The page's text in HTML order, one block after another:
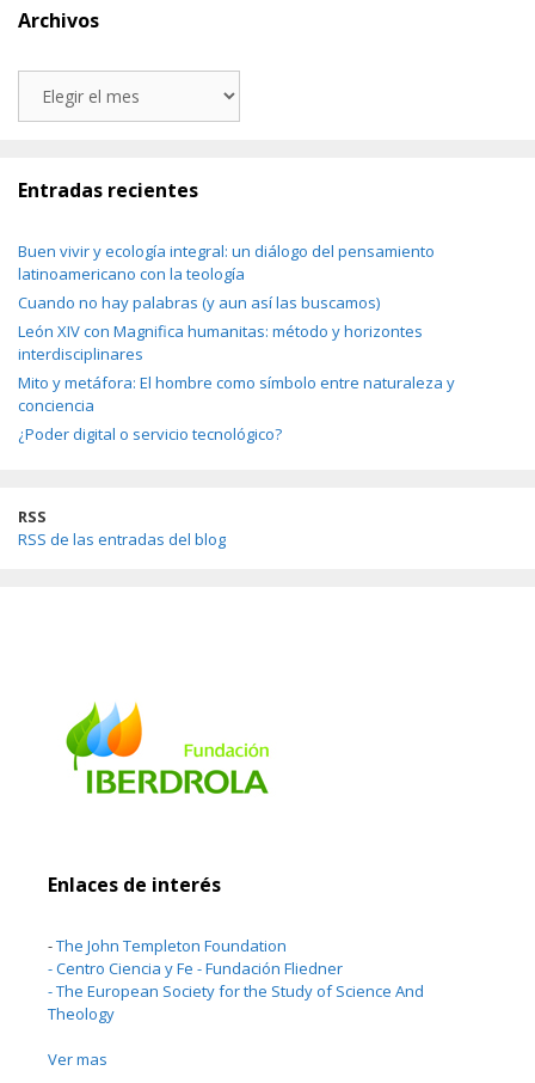
Archivos
Entradas recientes
Buen vivir y ecología integral: un diálogo del pensamiento
latinoamericano con la teología
Cuando no hay palabras (y aun así las buscamos)
León XIV con Magnifica humanitas: método y horizontes
interdisciplinares
Mito y metáfora: El hombre como símbolo entre naturaleza y
conciencia
¿Poder digital o servicio tecnológico?
RSS
RSS de las entradas del blog
Enlaces de interés
-The John Templeton Foundation
-Centro Ciencia y Fe - Fundación Fliedner
-The European Society for the Study of Science And
Theology
Ver mas